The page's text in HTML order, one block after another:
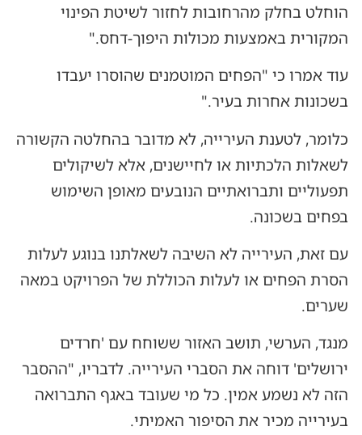
הוחלט בחלק מהרחובות לחזור לשיטת הפינוי
המקורית באמצעות מכולות היפוך-דחס."
עוד אמרו כי "הפחים המוטמנים שהוסרו יעבדו
בשכונות אחרות בעיר."
כלומר, לטענת העירייה, לא מדובר בהחלטה הקשורה
לשאלות הלכתיות או לחיישנים, אלא לשיקולים
תפעוליים ותברואתיים הנובעים מאופן השימוש
בפחים בשכונה.
עם זאת, העירייה לא השיבה לשאלתנו בנוגע לעלות
הסרת הפחים או לעלות הכוללת של הפרויקט במאה
שערים.
מנגד, הערשי, תושב האזור ששוחח עם 'חרדים
ירושלים' דוחה את הסברי העירייה. לדבריו, "ההסבר
הזה לא נשמע אמין. כל מי שעובד באגף התברואה
בעירייה מכיר את הסיפור האמיתי.